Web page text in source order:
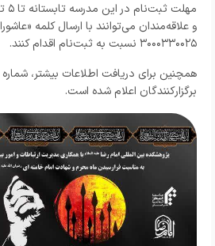
و علاقه‌مندان می‌توانند با ارسال کلمه
۳۰۰۰۳۳۰۰۲۵ نسبت به ثبت‌نام اقدام کنند.
برگزارکنندگان اعلام شده است.